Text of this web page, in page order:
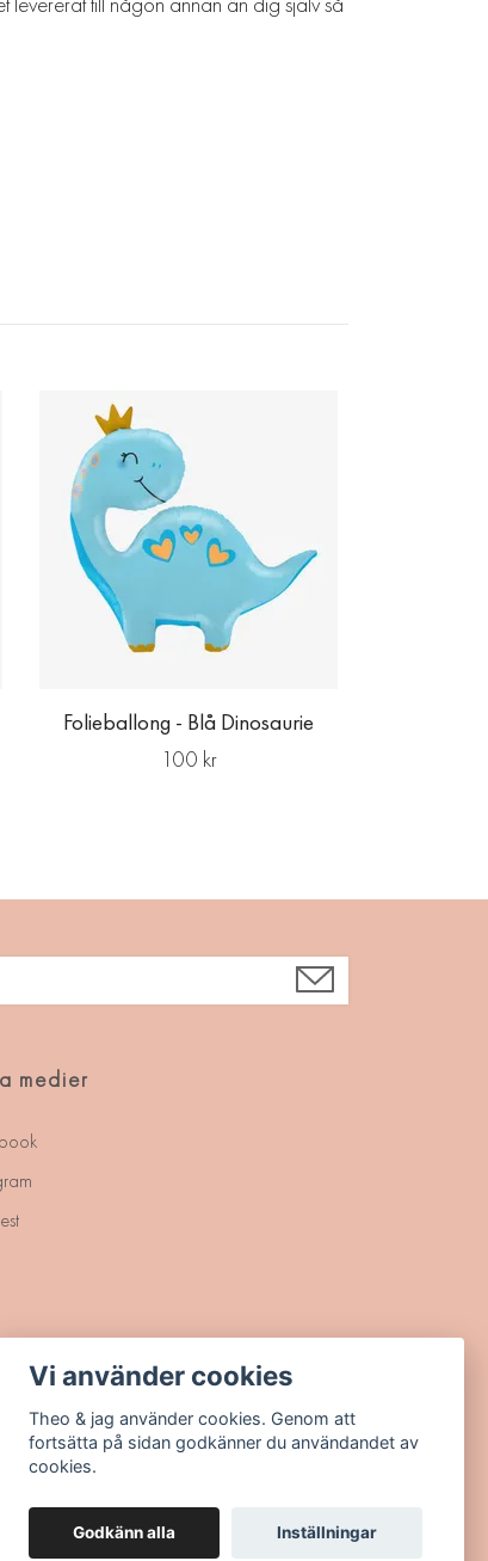
Folieballong - Blå Dinosaurie
100 kr
medier
Vi använder cookies
Theo & jag använder cookies. Genom att
fortsätta på sidan godkänner du användandet av
cookies.
Godkänn alla Inställningar